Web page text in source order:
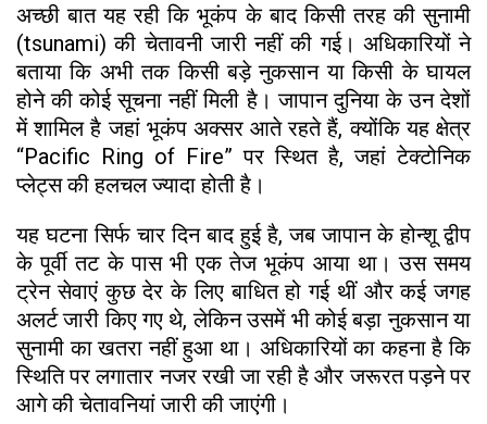
अच्छी बात यह रही कि भूकंप के बाद किसी तरह की सुनामी
(tsunami) की चेतावनी जारी नहीं की गई। अधिकारियों ने
बताया कि अभी तक किसी बड़े नुकसान या किसी के घायल
होने की कोई सूचना नहीं मिली है। जापान दुनिया के उन देशों
में शामिल है जहां भूकंप अक्सर आते रहते हैं, क्योंकि यह क्षेत्र
“Pacific Ring of Fire” पर स्थित है, जहां टेक्टोनिक
प्लेट्स की हलचल ज्यादा होती है।
यह घटना सिर्फ चार दिन बाद हुई है, जब जापान के होन्शू द्वीप
के पूर्वी तट के पास भी एक तेज भूकंप आया था। उस समय
ट्रेन सेवाएं कुछ देर के लिए बाधित हो गई थीं और कई जगह
अलर्ट जारी किए गए थे, लेकिन उसमें भी कोई बड़ा नुकसान या
सुनामी का खतरा नहीं हुआ था। अधिकारियों का कहना है कि
स्थिति पर लगातार नजर रखी जा रही है और जरूरत पड़ने पर
आगे की चेतावनियां जारी की जाएंगी।